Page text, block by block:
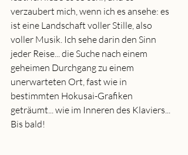
verzaubert mich, wenn ich es ansehe: es
ist eine Landschaft voller Stille, also
voller Musik. Ich sehe darin den Sinn
jeder Reise... die Suche nach einem
geheimen Durchgang zu einem
unerwarteten Ort, fast wie in
bestimmten Hokusai-Grafiken
geträumt... wie im Inneren des Klaviers...
Bis bald!